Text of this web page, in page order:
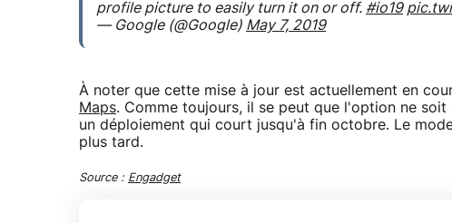
profile picture to easily turn it on or off. #io19
— Google (@Google) May 7, 2019
À noter que cette mise à jour est actuellement en
Maps. Comme toujours, il se peut que l'option ne
un déploiement qui court jusqu'à fin octobre. Le
plus tard.
Source : Engadget